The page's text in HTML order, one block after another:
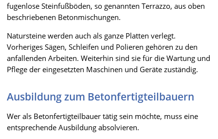
fugenlose Steinfußböden, so genannten Terrazzo, aus oben
beschriebenen Betonmischungen.
Natursteine werden auch als ganze Platten verlegt.
Vorheriges Sägen, Schleifen und Polieren gehören zu den
anfallenden Arbeiten. Weiterhin sind sie für die Wartung und
Pflege der eingesetzten Maschinen und Geräte zuständig.
Ausbildung zum Betonfertigteilbauern
Wer als Betonfertigteilbauer tätig sein möchte, muss eine
entsprechende Ausbildung absolvieren.